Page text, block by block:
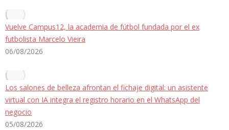
Vuelve Campus12, la academia de fútbol fundada por el ex
futbolista Marcelo Vieira
06/08/2026
Los salones de belleza afrontan el fichaje digital: un asistente
virtual con IA integra el registro horario en el WhatsApp del
negocio
05/08/2026